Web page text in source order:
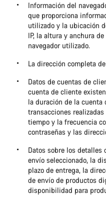
Información del
que proporciona
utilizado y la ubicación
IP, la altura y anchura
navegador utilizado.
La dirección completa
Datos de cuentas de
cuenta de cliente
la duración de la
transacciones
tiempo y la frecuencia
contraseñas y las
Datos sobre los detalles
envío seleccionado, la
plazo de entrega, la
de envío de productos
disponibilidad para